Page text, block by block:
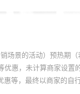
场景的活动）预热期
惠，未计算商家设
等，最终以商家的